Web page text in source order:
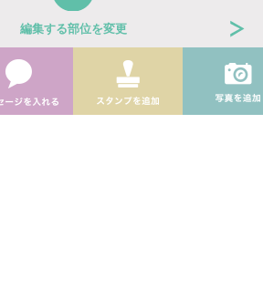
編集する部位を変更